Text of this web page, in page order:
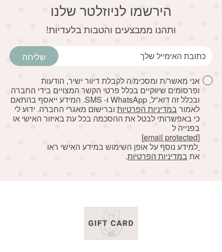
הירשמו לניוזלטר שלנו
ותהנו ממבצעים והטבות בלעדיות!
דוא׳׳ל
שליחה
אני מאשר/ת ומסכימ/ה לקבלת דיוור ישיר, הודעות
ופרסומים שיווקיים בכלל פרטי הקשר המצויים בידי החברה
ובכלל זה דוא"ל, WhatsApp ו- SMS. המידע ייאסף בהתאם
לאמור במדיניות הפרטיות וברישום מאגרי החברה. ידוע לי
כי באפשרותי לבטל את ההסכמה בכל עת באיזור האישי או
בפנייה ל
[email protected]
למידע נוסף על אופן השימוש במידע האישי ראו
את במדיניות הפרטיות.